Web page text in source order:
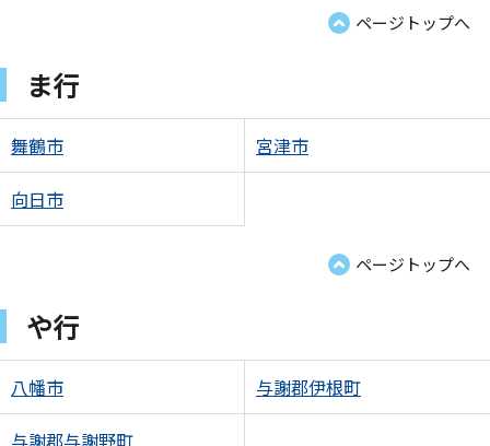
ページトップへ
ま行
舞鶴市 宮津市
向日市
ページトップへ
や行
八幡市 与謝郡伊根町
与謝郡与謝野町